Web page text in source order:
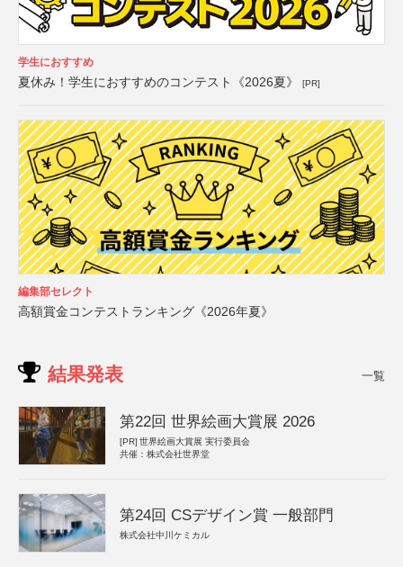
学生におすすめ
夏休み！学生におすすめのコンテスト《2026夏》 [PR]
編集部セレクト
高額賞金コンテストランキング《2026年夏》
結果発表 一覧
第22回 世界絵画大賞展 2026
[PR] 世界絵画大賞展 実行委員会
共催：株式会社世界堂
第24回 CSデザイン賞 一般部門
株式会社中川ケミカル